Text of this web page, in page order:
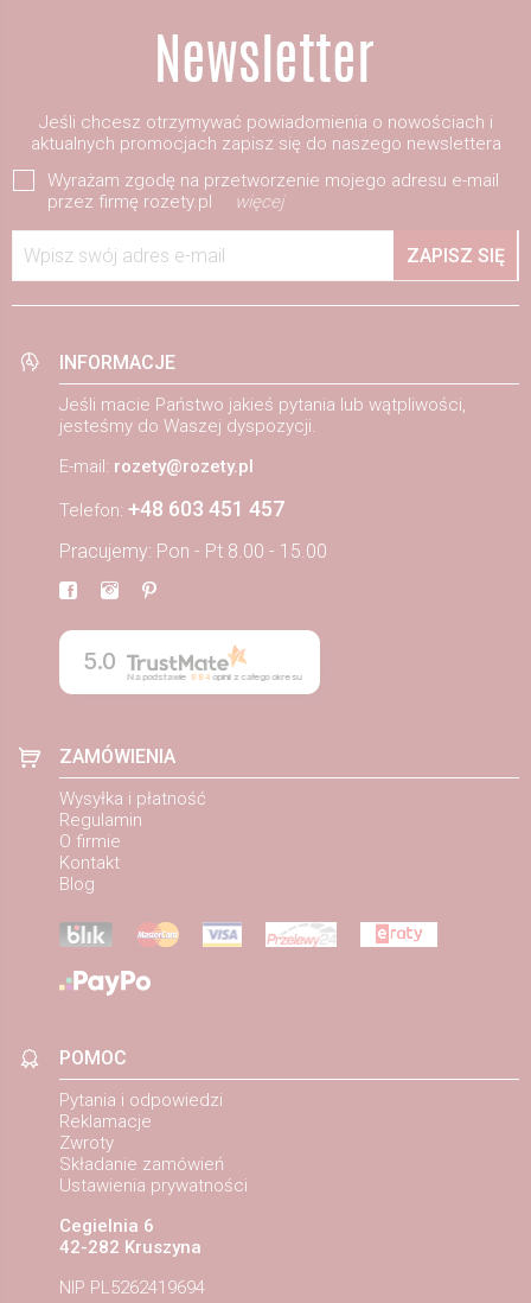
Jeśli chcesz otrzymywać powiadomienia o nowościach i
aktualnych promocjach zapisz się do naszego newslettera
Wyrażam zgodę na przetworzenie mojego adresu e-mail
przez firmę rozety.pl
więcej
Wpisz swój adres e-mail ZAPISZ SIĘ
INFORMACJE
Jeśli macie Państwo jakieś pytania lub wątpliwości,
jesteśmy do Waszej dyspozycji.
E-mail: rozety@rozety.pl
Telefon: +48 603 451 457
Pracujemy: Pon - Pt 8.00 - 15.00
5.0
Na podstawie 884opinii z całego okresu
ZAMÓWIENIA
Wysyłka i płatność
Regulamin
O firmie
Kontakt
Blog
POMOC
Pytania i odpowiedzi
Reklamacje
Zwroty
Składanie zamówień
Ustawienia prywatności
Cegielnia 6
42-282 Kruszyna
NIP PL5262419694